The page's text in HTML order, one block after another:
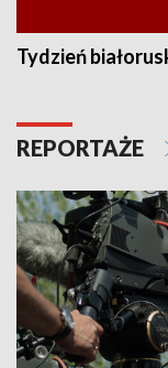
Tydzień
REPORTAŻE